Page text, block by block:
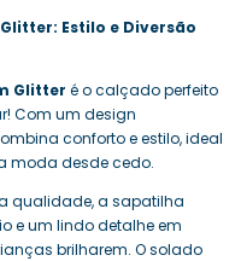
Estilo e Diversão
Glitter é o calçado perfeito
Com um design
conforto e estilo, ideal
moda desde cedo.
qualidade, a sapatilha
e um lindo detalhe em
brilharem. O solado